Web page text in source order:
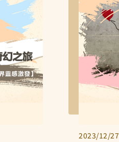
2023/12/27